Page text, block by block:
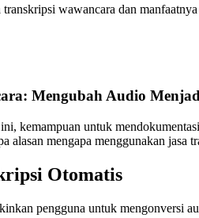
wawancara dan
Mengubah Audio
kemampuan untuk
alasan mengapa menggunakan jasa
Otomatis
pengguna untuk mengonversi